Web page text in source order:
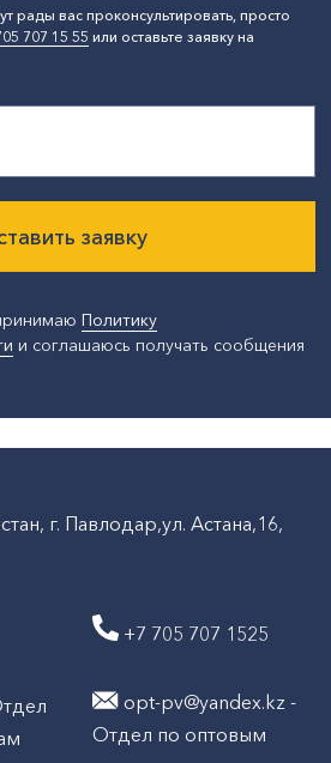
рады вас проконсультировать, просто
707 15 55 или оставьте заявку на
заявку
Политику
и соглашаюсь получать сообщения
г. Павлодар,ул. Астана,16,
+7 705 707 1525
opt-pv@yandex.kz -
Отдел по оптовым